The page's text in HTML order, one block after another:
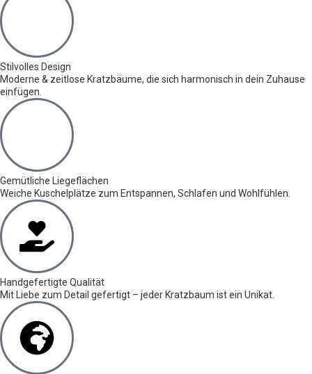
Stilvolles Design
Moderne & zeitlose Kratzbäume, die sich harmonisch in dein Zuhause
einfügen.
Gemütliche Liegeflächen
Weiche Kuschelplätze zum Entspannen, Schlafen und Wohlfühlen.
Handgefertigte Qualität
Mit Liebe zum Detail gefertigt – jeder Kratzbaum ist ein Unikat.